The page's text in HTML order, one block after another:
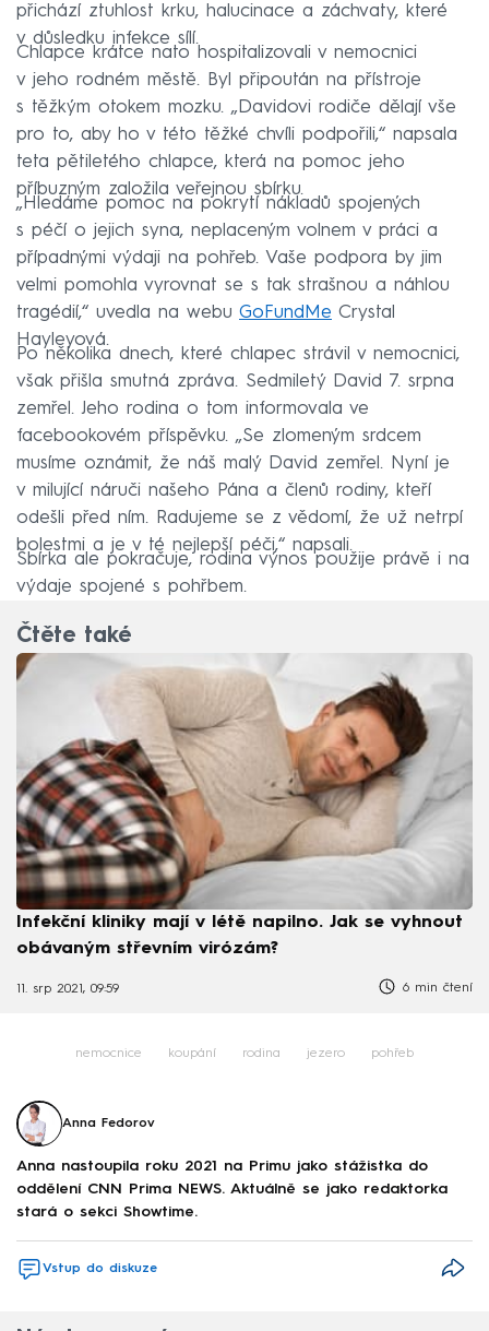
přichází ztuhlost krku, halucinace a záchvaty, které
v důsledku infekce sílí.
Chlapce krátce nato hospitalizovali v nemocnici
v jeho rodném městě. Byl připoután na přístroje
s těžkým otokem mozku. „Davidovi rodiče dělají vše
pro to, aby ho v této těžké chvíli podpořili,“ napsala
teta pětiletého chlapce, která na pomoc jeho
příbuzným založila veřejnou sbírku.
„Hledáme pomoc na pokrytí nákladů spojených
s péčí o jejich syna, neplaceným volnem v práci a
případnými výdaji na pohřeb. Vaše podpora by jim
velmi pomohla vyrovnat se s tak strašnou a náhlou
tragédií,“ uvedla na webu GoFundMe Crystal
Hayleyová.
Po několika dnech, které chlapec strávil v nemocnici,
však přišla smutná zpráva. Sedmiletý David 7. srpna
zemřel. Jeho rodina o tom informovala ve
facebookovém příspěvku. „Se zlomeným srdcem
musíme oznámit, že náš malý David zemřel. Nyní je
v milující náruči našeho Pána a členů rodiny, kteří
odešli před ním. Radujeme se z vědomí, že už netrpí
bolestmi a je v té nejlepší péči,“ napsali.
Sbírka ale pokračuje, rodina výnos použije právě i na
výdaje spojené s pohřbem.
Čtěte také
Infekční kliniky mají v létě napilno. Jak se vyhnout
obávaným střevním virózám?
11. srp 2021, 09:59 6 min čtení
nemocnice koupání rodina jezero pohřeb
Anna Fedorov
Anna nastoupila roku 2021 na Primu jako stážistka do
oddělení CNN Prima NEWS. Aktuálně se jako redaktorka
stará o sekci Showtime.
Vstup do diskuze